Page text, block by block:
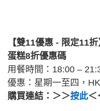
【雙11優惠 - 限定11
蛋糕8折優惠碼
用餐時間：18:00 –
優惠：星期一至四，
購買連結：＞＞按此＜